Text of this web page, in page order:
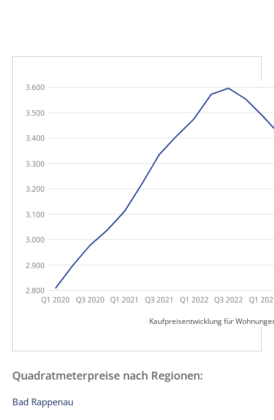
Q1 2020 Q3 2020 Q1 2021 Q3 2021 Q1 2022 Q3 2022 Q1
Kaufpreisentwicklung für
2.800
2.900
3.000
3.100
3.200
3.300
3.400
3.500
3.600
Quadratmeterpreise nach Regionen:
Bad Rappenau